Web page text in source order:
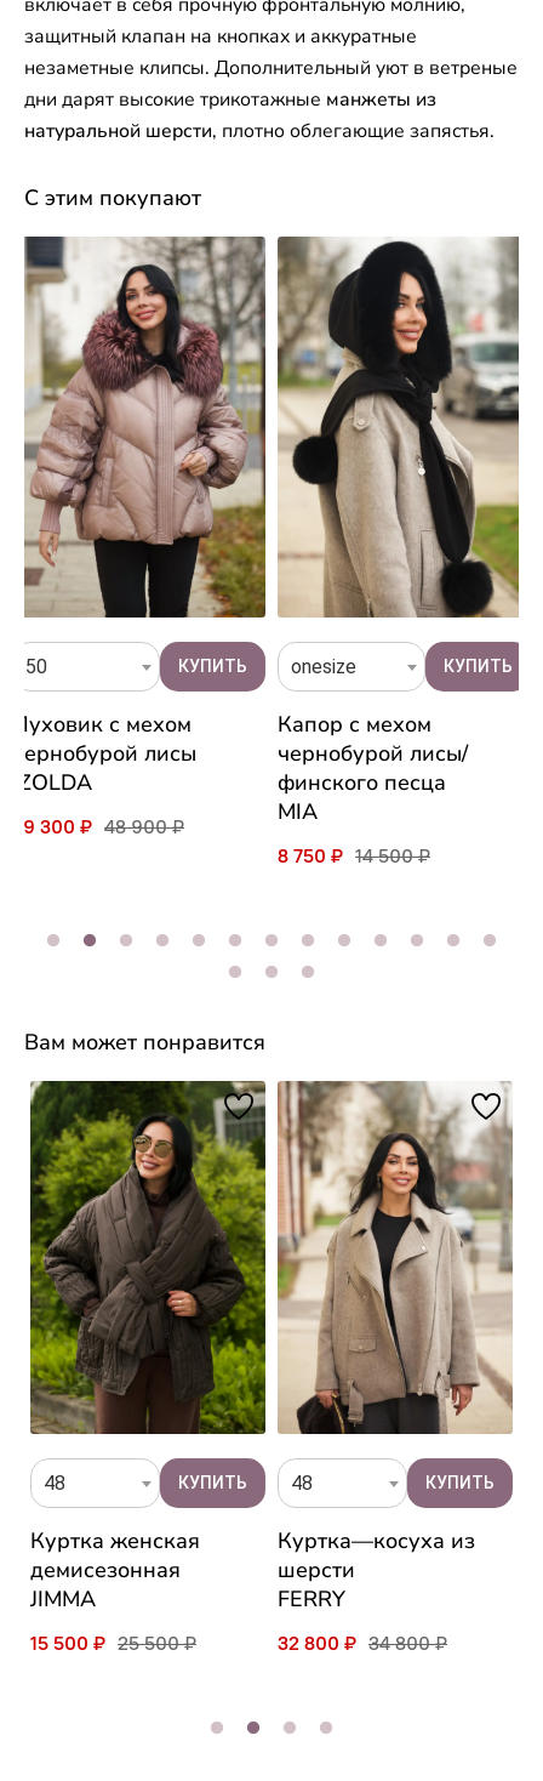
защитный клапан на кнопках и аккуратные
незаметные клипсы. Дополнительный уют в ветреные
дни дарят высокие трикотажные манжеты из
натуральной шерсти, плотно облегающие запястья.
С этим покупают
50
Пуховик с мехом
чернобурой лисы
IZOLDA
39 300 ₽ 48 900 ₽
onesize
Капор с мехом
чернобурой лисы/
финского песца
MIA
8 750 ₽ 14 500 ₽
Вам может понравится
48
Куртка женская
демисезонная
JIMMA
15 500 ₽ 25 500 ₽
48
Куртка—косуха из
шерсти
FERRY
32 800 ₽ 34 800 ₽